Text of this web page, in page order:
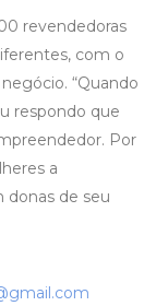
revendedoras
com o
“Quando
respondo que
Por
a
donas de seu